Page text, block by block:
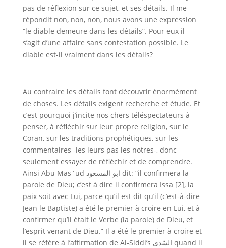
pas de réflexion sur ce sujet, et ses détails. Il me
répondit non, non, non, nous avons une expression
“le diable demeure dans les détails”. Pour eux il
s’agit d’une affaire sans contestation possible. Le
diable est-il vraiment dans les détails?
Au contraire les détails font découvrir énormément
de choses. Les détails exigent recherche et étude. Et
c’est pourquoi j’incite nos chers téléspectateurs à
penser, à réfléchir sur leur propre religion, sur le
Coran, sur les traditions prophétiques, sur les
commentaires -les leurs pas les notres-, donc
seulement essayer de réfléchir et de comprendre.
Ainsi Abu Mas`ud ابو المسعود dit: “il confirmera la
parole de Dieu; c’est à dire il confirmera Issa [2], la
paix soit avec Lui, parce qu’il est dit qu’il (c’est-à-dire
Jean le Baptiste) a été le premier à croire en Lui, et à
confirmer qu’Il était le Verbe (la parole) de Dieu, et
l’esprit venant de Dieu.” Il a été le premier à croire et
il se réfère à l’affirmation de Al-Siddi’s السّدى quand il